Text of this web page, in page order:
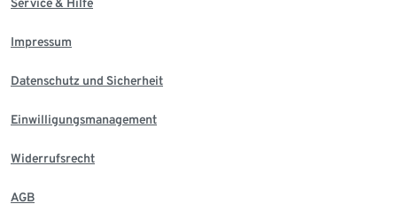
Service & Hilfe
Impressum
Datenschutz und Sicherheit
Einwilligungsmanagement
Widerrufsrecht
AGB